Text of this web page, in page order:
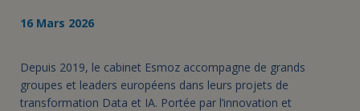
16 Mars 2026
Depuis 2019, le cabinet Esmoz accompagne de grands
groupes et leaders européens dans leurs projets de
transformation Data et IA. Portée par l’innovation et